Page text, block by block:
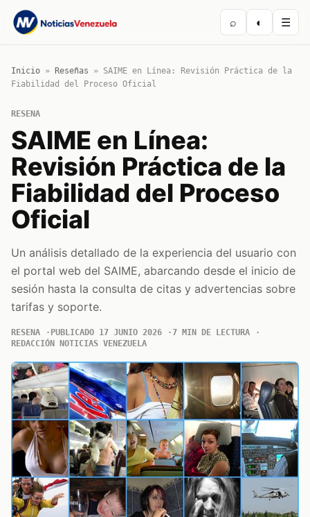
⌕ ◐ ☰
Inicio » Reseñas » SAIME en Línea: Revisión Práctica de la
Fiabilidad del Proceso Oficial
RESENA
SAIME en Línea:
Revisión Práctica de la
Fiabilidad del Proceso
Oficial
Un análisis detallado de la experiencia del usuario con
el portal web del SAIME, abarcando desde el inicio de
sesión hasta la consulta de citas y advertencias sobre
tarifas y soporte.
RESENA PUBLICADO 17 JUNIO 2026
7 MIN DE LECTURA
REDACCIÓN NOTICIAS VENEZUELA